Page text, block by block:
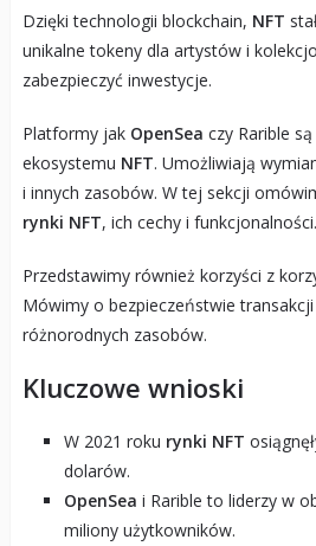
Dzięki technologii blockchain, NFT
unikalne tokeny dla artystów i
zabezpieczyć inwestycje.
Platformy jak OpenSea czy Rarible
ekosystemu NFT. Umożliwiają
i innych zasobów. W tej sekcji
rynki NFT, ich cechy i funkcjonalności.
Przedstawimy również korzyści z
Mówimy o bezpieczeństwie
różnorodnych zasobów.
Kluczowe wnioski
W 2021 roku rynki NFT
dolarów.
OpenSea i Rarible to liderzy w
miliony użytkowników.